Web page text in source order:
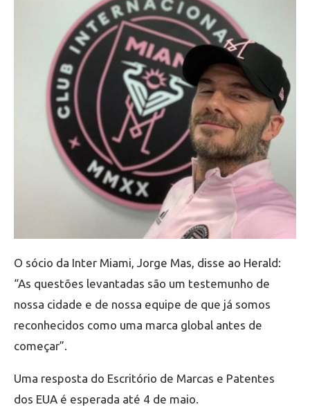
O sócio da Inter Miami, Jorge Mas, disse ao Herald:
“As questões levantadas são um testemunho de
nossa cidade e de nossa equipe de que já somos
reconhecidos como uma marca global antes de
começar”.
Uma resposta do Escritório de Marcas e Patentes
dos EUA é esperada até 4 de maio.